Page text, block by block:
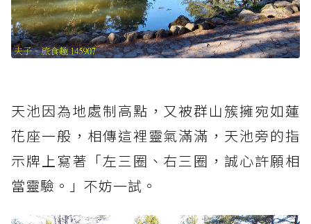
天池因為地處制高點，又被群山簇擁宛如蓮
花座一般，相傳這裡靈氣滿滿，天池旁的指
示牌上寫著「左三圈、右三圈，誠心許願相
當靈驗。」不妨一試。